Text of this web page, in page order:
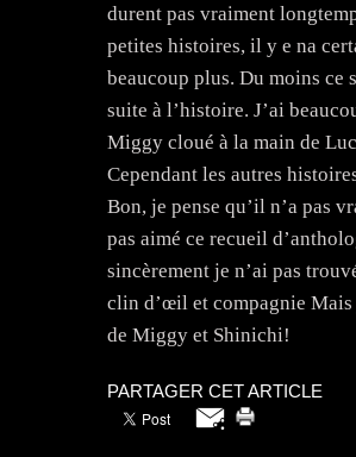
durent pas vraiment
petites histoires, il y e na
beaucoup plus. Du moins ce
suite à l’histoire. J’ai
Miggy cloué à la main de
Cependant les autres
Bon, je pense qu’il n’a pas
pas aimé ce recueil
sincèrement je n’ai pas
clin d’œil et compagnie Mais
de Miggy et Shinichi!
PARTAGER CET ARTICLE